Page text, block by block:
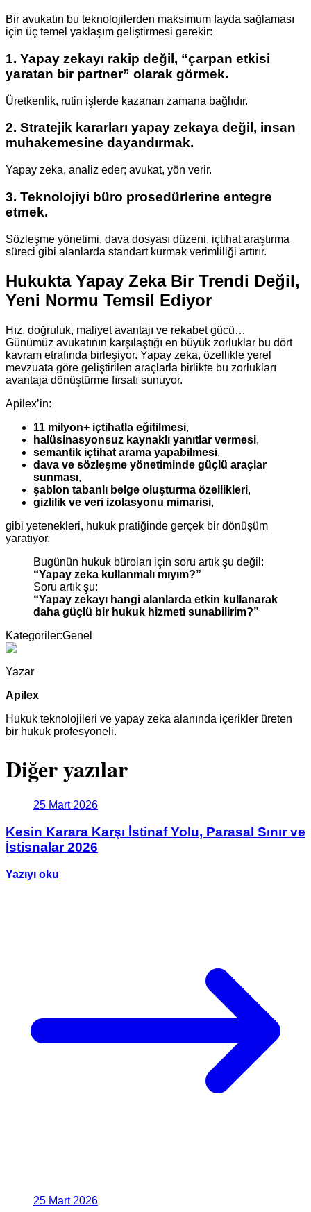
Bir avukatın bu teknolojilerden maksimum fayda sağlaması
için üç temel yaklaşım geliştirmesi gerekir:
1. Yapay zekayı rakip değil, “çarpan etkisi
yaratan bir partner” olarak görmek.
Üretkenlik, rutin işlerde kazanan zamana bağlıdır.
2. Stratejik kararları yapay zekaya değil, insan
muhakemesine dayandırmak.
Yapay zeka, analiz eder; avukat, yön verir.
3. Teknolojiyi büro prosedürlerine entegre
etmek.
Sözleşme yönetimi, dava dosyası düzeni, içtihat araştırma
süreci gibi alanlarda standart kurmak verimliliği artırır.
Hukukta Yapay Zeka Bir Trendi Değil,
Yeni Normu Temsil Ediyor
Hız, doğruluk, maliyet avantajı ve rekabet gücü…
Günümüz avukatının karşılaştığı en büyük zorluklar bu dört
kavram etrafında birleşiyor. Yapay zeka, özellikle yerel
mevzuata göre geliştirilen araçlarla birlikte bu zorlukları
avantaja dönüştürme fırsatı sunuyor.
Apilex’in:
11 milyon+ içtihatla eğitilmesi,
halüsinasyonsuz kaynaklı yanıtlar vermesi,
semantik içtihat arama yapabilmesi,
dava ve sözleşme yönetiminde güçlü araçlar
sunması,
şablon tabanlı belge oluşturma özellikleri,
gizlilik ve veri izolasyonu mimarisi,
gibi yetenekleri, hukuk pratiğinde gerçek bir dönüşüm
yaratıyor.
Bugünün hukuk büroları için soru artık şu değil:
“Yapay zeka kullanmalı mıyım?”
Soru artık şu:
“Yapay zekayı hangi alanlarda etkin kullanarak
daha güçlü bir hukuk hizmeti sunabilirim?”
Kategoriler:Genel
Yazar
Apilex
Hukuk teknolojileri ve yapay zeka alanında içerikler üreten
bir hukuk profesyoneli.
Diğer yazılar
25 Mart 2026
Kesin Karara Karşı İstinaf Yolu, Parasal Sınır ve
İstisnalar 2026
Yazıyı oku
25 Mart 2026